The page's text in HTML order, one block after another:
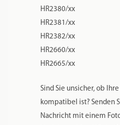
HR2380/xx
HR2381/xx
HR2382/xx
HR2660/xx
HR2665/xx
Sind Sie unsicher, ob
kompatibel ist? Senden
Nachricht mit einem